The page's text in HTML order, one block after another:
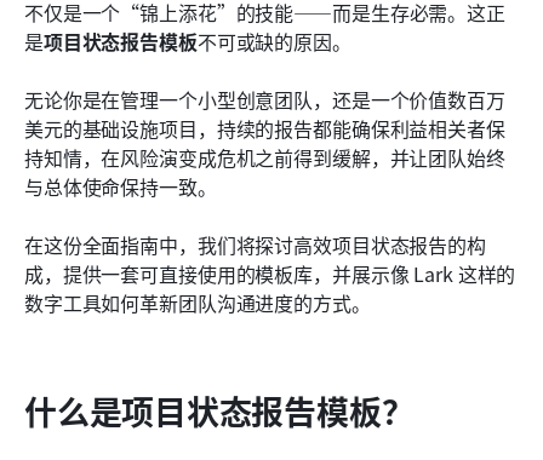
不仅是一个“锦上添花”的技能——而是生存必需。这正
是项目状态报告模板不可或缺的原因。
无论你是在管理一个小型创意团队，还是一个价值数百万
美元的基础设施项目，持续的报告都能确保利益相关者保
持知情，在风险演变成危机之前得到缓解，并让团队始终
与总体使命保持一致。
在这份全面指南中，我们将探讨高效项目状态报告的构
成，提供一套可直接使用的模板库，并展示像 Lark 这样的
数字工具如何革新团队沟通进度的方式。
什么是项目状态报告模板？
结论
常见问题
相关阅读